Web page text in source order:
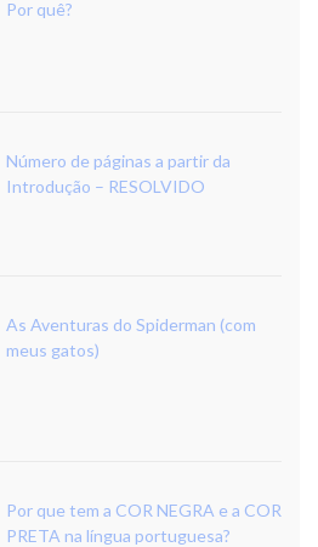
Por quê?
Número de páginas a partir da
Introdução – RESOLVIDO
As Aventuras do Spiderman (com
meus gatos)
Por que tem a COR NEGRA e a COR
PRETA na língua portuguesa?